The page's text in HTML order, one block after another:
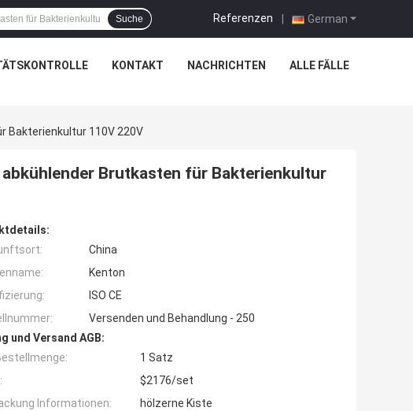
German
Referenzen |
Suche
KONTAKT NACHRICHTEN ALLE FÄLLE
Bakterienkultur 110V 220V
abkühlender Brutkasten für Bakterienkultur
China
Kenton
ISO CE
Versenden und Behandlung - 250
und Versand AGB:
1 Satz
$2176/set
Informationen:
hölzerne Kiste